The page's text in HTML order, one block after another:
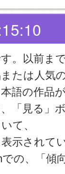
。以前ま
たは人気
語の作品
「見る」
て、
示されて
の、「傾